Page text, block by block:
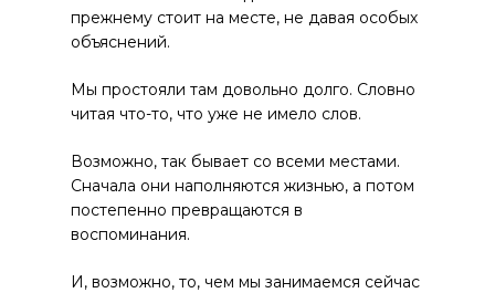
прежнему стоит на месте, не давая особых
объяснений.
Мы простояли там довольно долго. Словно
читая что-то, что уже не имело слов.
Возможно, так бывает со всеми местами.
Сначала они наполняются жизнью, а потом
постепенно превращаются в
воспоминания.
И, возможно, то, чем мы занимаемся сейчас